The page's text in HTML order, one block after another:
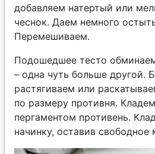
добавляем натертый или
чеснок. Даем немного
Перемешиваем.
Подошедшее тесто
– одна чуть больше другой.
растягиваем или
по размеру противня.
пергаментом противень.
начинку, оставив